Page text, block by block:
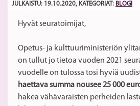
JULKAISTU: 19.10.2020, KATEGORIAT: BLOGI
Hyvät seuratoimijat,
Opetus- ja kulttuuriministeriön
on tullut jo tietoa vuoden 2021
vuodelle on tulossa tosi hyviä
haettava summa nousee 25 000
hakea vähävaraisten perheiden